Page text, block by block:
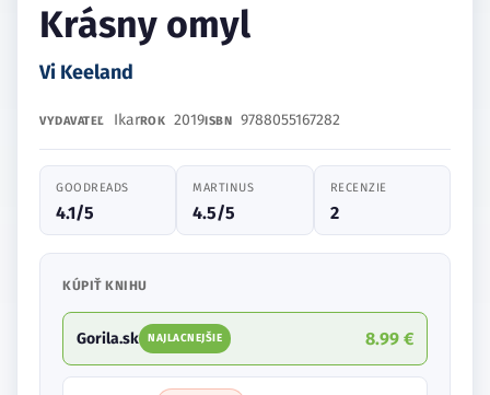
Krásny omyl
Vi Keeland
VYDAVATEĽ IkarROK 2019ISBN 9788055167282
GOODREADS
4.1/5
MARTINUS
4.5/5
RECENZIE
2
KÚPIŤ KNIHU
Gorila.sk NAJLACNEJŠIE 8.99 €